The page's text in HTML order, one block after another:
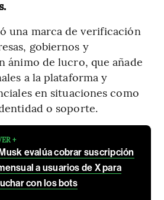
una marca de verificación
gobiernos y
ánimo de lucro, que añade
a la plataforma y
en situaciones como
o soporte.
+
Musk evalúa cobrar suscripción
a usuarios de X para
luchar con los bots